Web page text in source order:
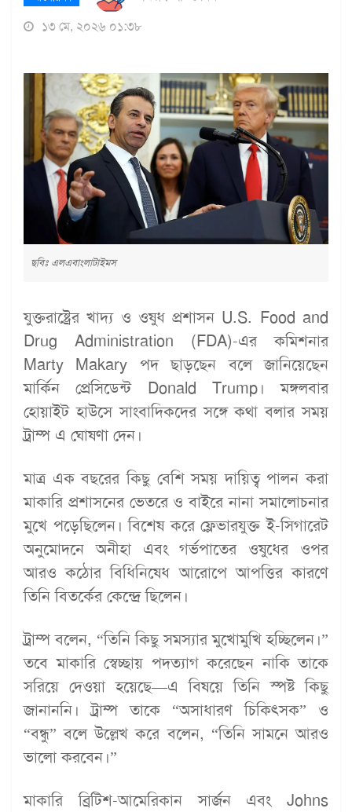
১৩ মে, ২০২৬ ০১:৩৮
ছবিঃ এলএবাংলাটাইমস
যুক্তরাষ্ট্রের খাদ্য ও ওষুধ প্রশাসন U.S. Food and
Drug Administration (FDA)-এর কমিশনার
Marty Makary পদ ছাড়ছেন বলে জানিয়েছেন
মার্কিন প্রেসিডেন্ট Donald Trump। মঙ্গলবার
হোয়াইট হাউসে সাংবাদিকদের সঙ্গে কথা বলার সময়
ট্রাম্প এ ঘোষণা দেন।
মাত্র এক বছরের কিছু বেশি সময় দায়িত্ব পালন করা
মাকারি প্রশাসনের ভেতরে ও বাইরে নানা সমালোচনার
মুখে পড়েছিলেন। বিশেষ করে ফ্লেভারযুক্ত ই-সিগারেট
অনুমোদনে অনীহা এবং গর্ভপাতের ওষুধের ওপর
আরও কঠোর বিধিনিষেধ আরোপে আপত্তির কারণে
তিনি বিতর্কের কেন্দ্রে ছিলেন।
ট্রাম্প বলেন, “তিনি কিছু সমস্যার মুখোমুখি হচ্ছিলেন।”
তবে মাকারি স্বেচ্ছায় পদত্যাগ করেছেন নাকি তাকে
সরিয়ে দেওয়া হয়েছে—এ বিষয়ে তিনি স্পষ্ট কিছু
জানাননি। ট্রাম্প তাকে “অসাধারণ চিকিৎসক” ও
“বন্ধু” বলে উল্লেখ করে বলেন, “তিনি সামনে আরও
ভালো করবেন।”
মাকারি ব্রিটিশ-আমেরিকান সার্জন এবং Johns